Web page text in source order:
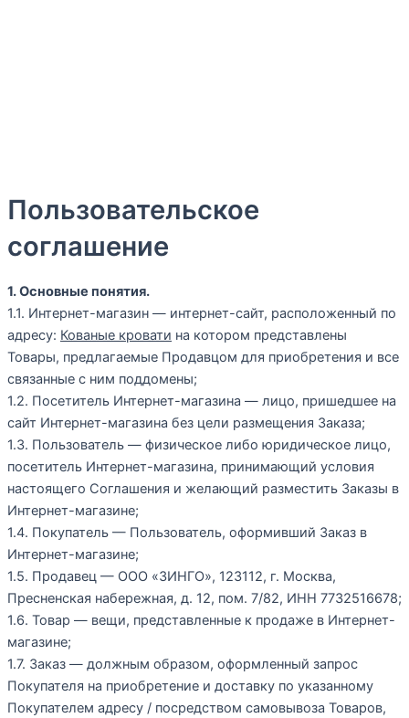
Пользовательское
соглашение
1. Основные понятия.
1.1. Интернет-магазин — интернет-сайт, расположенный по
адресу: Кованые кровати на котором представлены
Товары, предлагаемые Продавцом для приобретения и все
связанные с ним поддомены;
1.2. Посетитель Интернет-магазина — лицо, пришедшее на
сайт Интернет-магазина без цели размещения Заказа;
1.3. Пользователь — физическое либо юридическое лицо,
посетитель Интернет-магазина, принимающий условия
настоящего Соглашения и желающий разместить Заказы в
Интернет-магазине;
1.4. Покупатель — Пользователь, оформивший Заказ в
Интернет-магазине;
1.5. Продавец — ООО «ЗИНГО», 123112, г. Москва,
Пресненская набережная, д. 12, пом. 7/82, ИНН 7732516678;
1.6. Товар — вещи, представленные к продаже в Интернет-
магазине;
1.7. Заказ — должным образом, оформленный запрос
Покупателя на приобретение и доставку по указанному
Покупателем адресу / посредством самовывоза Товаров,